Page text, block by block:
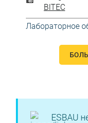
BITEC
Лабораторное
ESBAU